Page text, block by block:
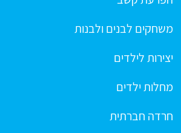
משחקים לבנים ולבנות
יצירות לילדים
מחלות ילדים
חרדה חברתית